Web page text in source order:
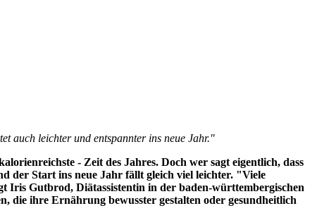
auch leichter und entspannter ins neue Jahr."
- Zeit des Jahres. Doch wer sagt eigentlich, dass
der Start ins neue Jahr fällt gleich viel leichter. "Viele
Iris Gutbrod, Diätassistentin in der baden-württembergischen
die ihre Ernährung bewusster gestalten oder gesundheitlich